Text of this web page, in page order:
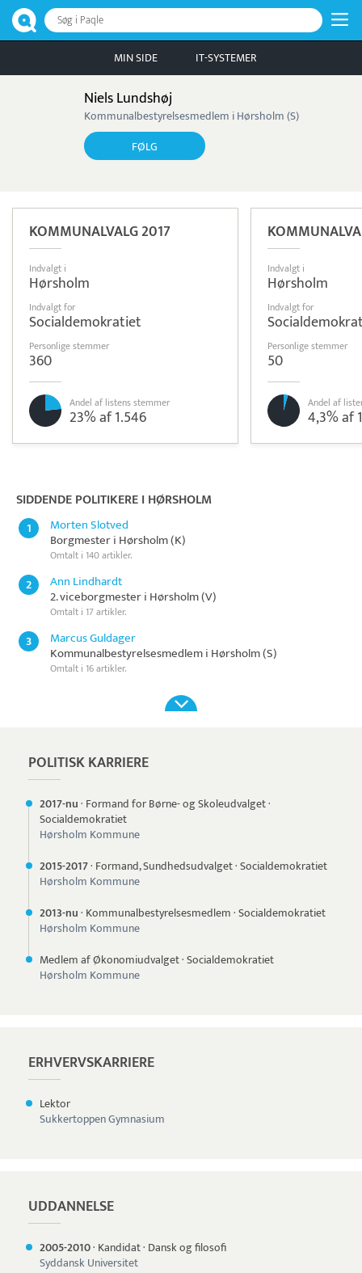
Søg i Paqle
MIN SIDE IT-SYSTEMER
Niels Lundshøj
Kommunalbestyrelsesmedlem i Hørsholm (S)
FØLG
KOMMUNALVALG 2017
Indvalgt i
Hørsholm
Indvalgt for
Socialdemokratiet
Personlige stemmer
360
Andel af listens stemmer
23% af 1.546
Indvalgt i
Hørsholm
Indvalgt for
Personlige stemmer
50
Andel af
4,3% af
SIDDENDE POLITIKERE I HØRSHOLM
1 Morten Slotved
Borgmester i Hørsholm (K)
Omtalt i 140 artikler.
2 Ann Lindhardt
2. viceborgmester i Hørsholm (V)
Omtalt i 17 artikler.
3 Marcus Guldager
Kommunalbestyrelsesmedlem i Hørsholm (S)
Omtalt i 16 artikler.
POLITISK KARRIERE
2017-nu· Formand for Børne- og Skoleudvalget·
Socialdemokratiet
Hørsholm Kommune
2015-2017· Formand, Sundhedsudvalget·Socialdemokratiet
Hørsholm Kommune
2013-nu· Kommunalbestyrelsesmedlem·Socialdemokratiet
Hørsholm Kommune
Medlem af Økonomiudvalget·Socialdemokratiet
Hørsholm Kommune
ERHVERVSKARRIERE
Lektor
Sukkertoppen Gymnasium
UDDANNELSE
2005-2010· Kandidat· Dansk og filosofi
Syddansk Universitet